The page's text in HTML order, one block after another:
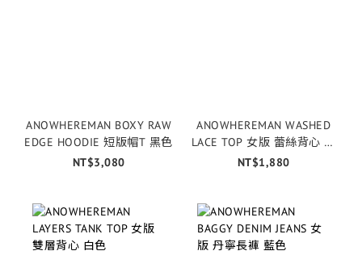
ANOWHEREMAN BOXY RAW
EDGE HOODIE 短版帽T 黑色
NT$3,080
ANOWHEREMAN WASHED
LACE TOP 女版 蕾絲背心 黑
色
NT$1,880